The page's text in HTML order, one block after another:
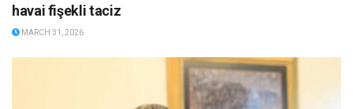
havai fişekli taciz
MARCH 31, 2026